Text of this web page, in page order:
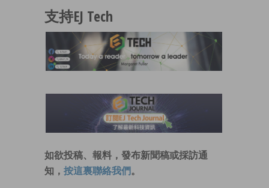
支持EJ Tech
如欲投稿、報料，發布新聞稿或採訪通
知， 按這裏聯絡我們 。